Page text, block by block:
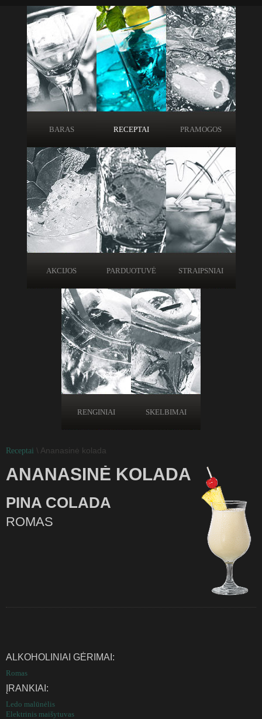
BARAS RECEPTAI PRAMOGOS
AKCIJOS PARDUOTUVĖ STRAIPSNIAI
RENGINIAI SKELBIMAI
Receptai \ Ananasinė kolada
ANANASINĖ KOLADA
PINA COLADA
ROMAS
ALKOHOLINIAI GĖRIMAI:
Romas
ĮRANKIAI:
Ledo malūnėlis
Elektrinis maišytuvas